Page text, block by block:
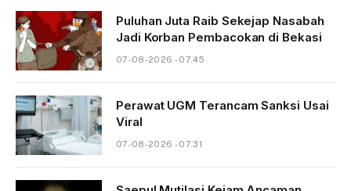
Puluhan Juta Raib Sekejap Nasabah
Jadi Korban Pembacokan di Bekasi
07-08-2026 - 07.45
Perawat UGM Terancam Sanksi Usai
Viral
07-08-2026 - 07.31